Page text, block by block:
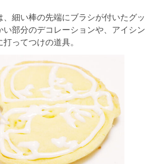
、細い棒の先端にブラシが付いたグッ
部分のデコレーションや、アイシン
ってつけの道具。